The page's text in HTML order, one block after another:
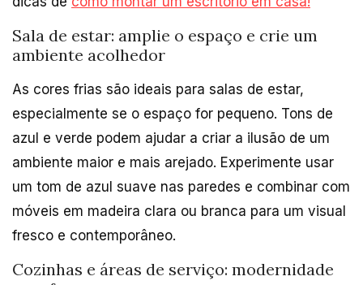
Sala de estar: amplie o espaço e crie um
ambiente acolhedor
As cores frias são ideais para salas de estar,
especialmente se o espaço for pequeno. Tons de
azul e verde podem ajudar a criar a ilusão de um
ambiente maior e mais arejado. Experimente usar
um tom de azul suave nas paredes e combinar com
móveis em madeira clara ou branca para um visual
fresco e contemporâneo.
Cozinhas e áreas de serviço: modernidade